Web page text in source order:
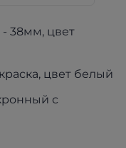
38мм, цвет
цвет белый
с